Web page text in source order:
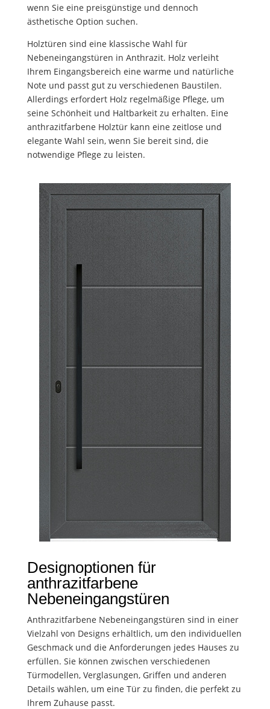
wenn Sie eine preisgünstige und dennoch
ästhetische Option suchen.
Holztüren sind eine klassische Wahl für
Nebeneingangstüren in Anthrazit. Holz verleiht
Ihrem Eingangsbereich eine warme und natürliche
Note und passt gut zu verschiedenen Baustilen.
Allerdings erfordert Holz regelmäßige Pflege, um
seine Schönheit und Haltbarkeit zu erhalten. Eine
anthrazitfarbene Holztür kann eine zeitlose und
elegante Wahl sein, wenn Sie bereit sind, die
notwendige Pflege zu leisten.
Designoptionen für
anthrazitfarbene
Nebeneingangstüren
Anthrazitfarbene Nebeneingangstüren sind in einer
Vielzahl von Designs erhältlich, um den individuellen
Geschmack und die Anforderungen jedes Hauses zu
erfüllen. Sie können zwischen verschiedenen
Türmodellen, Verglasungen, Griffen und anderen
Details wählen, um eine Tür zu finden, die perfekt zu
Ihrem Zuhause passt.